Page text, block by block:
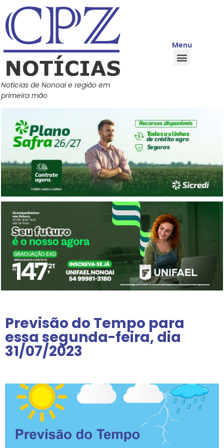
Notícias de Nonoai e região em
primeira mão
Menu
Previsão do Tempo para
essa segunda-feira, dia
31/07/2023